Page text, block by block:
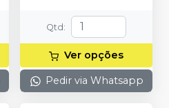
Qtd:
Ver opções
Pedir via Whatsapp